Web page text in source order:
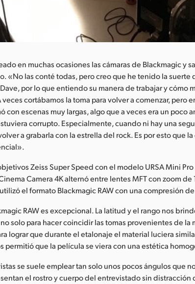
en muchas ocasiones las cámaras de Blackmagic y
«No las conté todas, pero creo que he tenido la suerte
por lo que entiendo su manera de trabajar y cómo
cortábamos la toma para volver a comenzar, pero
con escenas muy largas, algo que a veces era un poco
corrupto. Especialmente, cuando ni hay una
a grabarla con la estrella del rock. Es por esto que
Zeiss Super Speed con el modelo URSA Mini Pro
Camera 4K alternó entre lentes MFT con zoom de
el formato Blackmagic RAW con una compresión de
RAW es excepcional. La latitud y el rango nos
solo para hacer coincidir las tomas provenientes de la
lograr que durante el etalonaje el material luciera
permitió que la película se viera con una estética
se suele emplear tan solo unos pocos ángulos que
el rostro y cuerpo del entrevistado sin distracción